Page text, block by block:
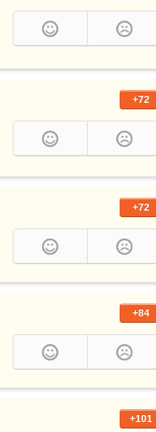
+72
+72
+84
+101